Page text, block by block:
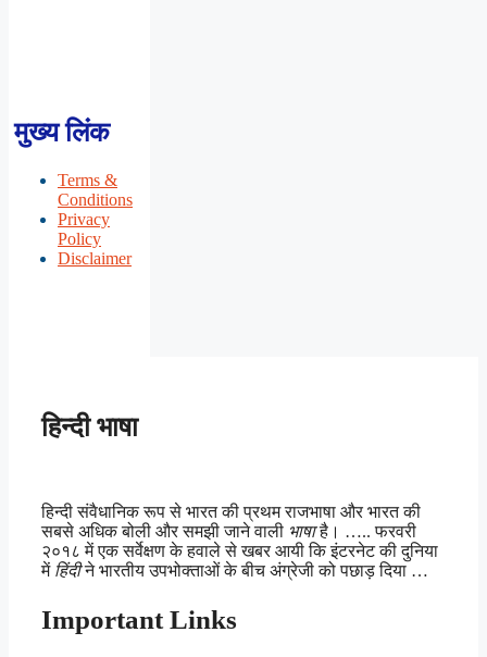
मुख्य लिंक
Terms &
Conditions
Privacy
Policy
Disclaimer
हिन्दी भाषा
हिन्दी संवैधानिक रूप से भारत की प्रथम राजभाषा और भारत की
सबसे अधिक बोली और समझी जाने वाली भाषाहै। ….. फरवरी
२०१८ में एक सर्वेक्षण के हवाले से खबर आयी कि इंटरनेट की दुनिया
में हिंदीने भारतीय उपभोक्ताओं के बीच अंग्रेजी को पछाड़ दिया …
Important Links